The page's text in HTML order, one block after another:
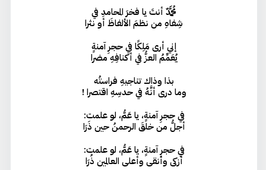
مُحَمَّدٌ أنتَ يا فخرَ المحامدِ في
شِفاهِ من نظمَ الألفاظَ أو نثرا
إني أرى مَلِكًا في حجرِ آمنةٍ
يُعَمِّمُ العزُّ في أكنافِهِ مضرا
بذا وذاك تناجيهِ فراستُه
وما درى أنَّهُ في حدسِهِ اقتصرا !
في حجرِ آمنةٍ، يا عَمُّ، لو علمت:
أجلُّ من خلقَ الرحمنُ حين ذَرَا
في حجرِ آمنةٍ، يا عَمُّ، لو علمت:
أزكى وأنقى وأعلى العالمين ذُرَا